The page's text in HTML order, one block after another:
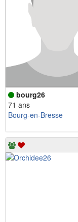
bourg26
71 ans
Bourg-en-Bresse